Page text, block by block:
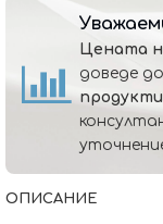
Цената
доведе
ОПИСАНИЕ